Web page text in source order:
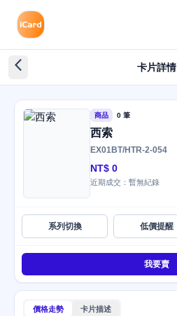
arrow_back_ios_new 卡片詳情
商品 0 筆
西索
EX01BT/HTR-2-054
NT$ 0
近期成交：暫無紀錄
系列切換 低價提醒
我要賣
價格走勢 卡片描述